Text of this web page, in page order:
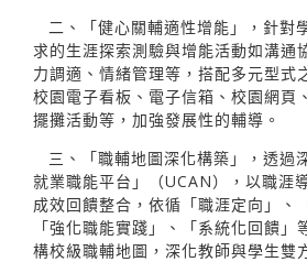
二、「健心關輔適性增能」，針對
求的生涯探索測驗與增能活動如溝通
力調適、情緒管理等，搭配多元型式
校園電子看板、電子信箱、校園網頁
擺攤活動等，加強發展性的輔導。
三、「職輔地圖深化構築」，透過
就業職能平台」（UCAN），以職涯
成效回饋整合，依循「職涯定向」、
「強化職能實踐」、「系統化回饋」
構校級職輔地圖，深化教師與學生雙